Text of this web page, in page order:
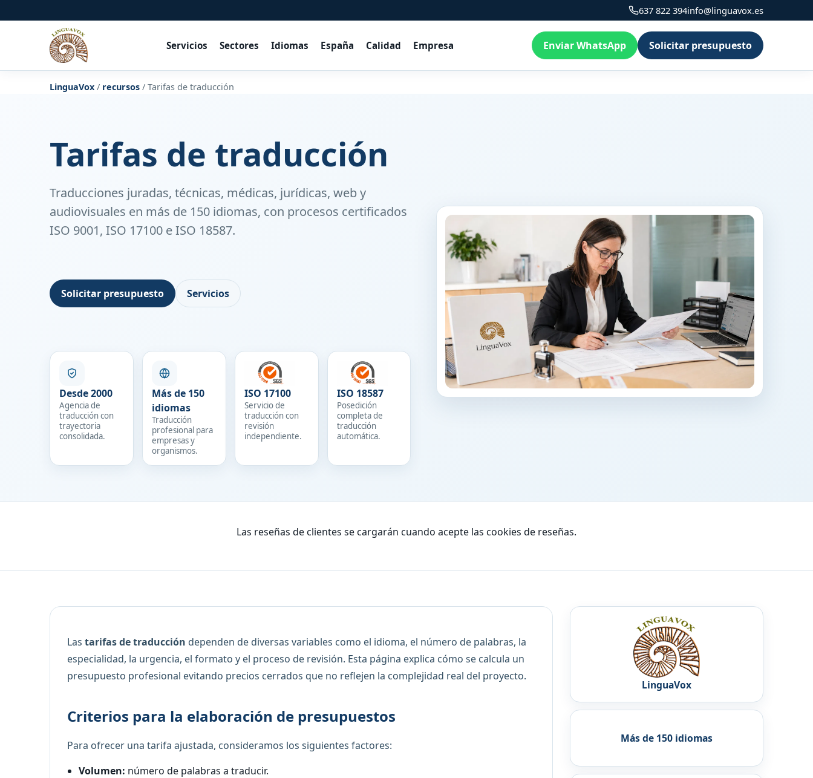
637 822 394info@linguavox.es
Servicios Sectores Idiomas España Calidad Empresa Enviar WhatsApp Solicitar presupuesto
LinguaVox / recursos / Tarifas de traducción
Tarifas de traducción
Traducciones juradas, técnicas, médicas, jurídicas, web y
audiovisuales en más de 150 idiomas, con procesos certificados
ISO 9001, ISO 17100 e ISO 18587.
Solicitar presupuesto Servicios
Desde 2000
Agencia de
traducción con
trayectoria
consolidada.
Más de 150
idiomas
Traducción
profesional para
empresas y
organismos.
ISO 17100
Servicio de
traducción con
revisión
independiente.
ISO 18587
Posedición
completa de
traducción
automática.
Las reseñas de clientes se cargarán cuando acepte las cookies de reseñas.
Las tarifas de traducción dependen de diversas variables como el idioma, el número de palabras, la
especialidad, la urgencia, el formato y el proceso de revisión. Esta página explica cómo se calcula un
presupuesto profesional evitando precios cerrados que no reflejen la complejidad real del proyecto.
Criterios para la elaboración de presupuestos
Para ofrecer una tarifa ajustada, consideramos los siguientes factores:
Volumen: número de palabras a traducir.
LinguaVox
Más de 150 idiomas